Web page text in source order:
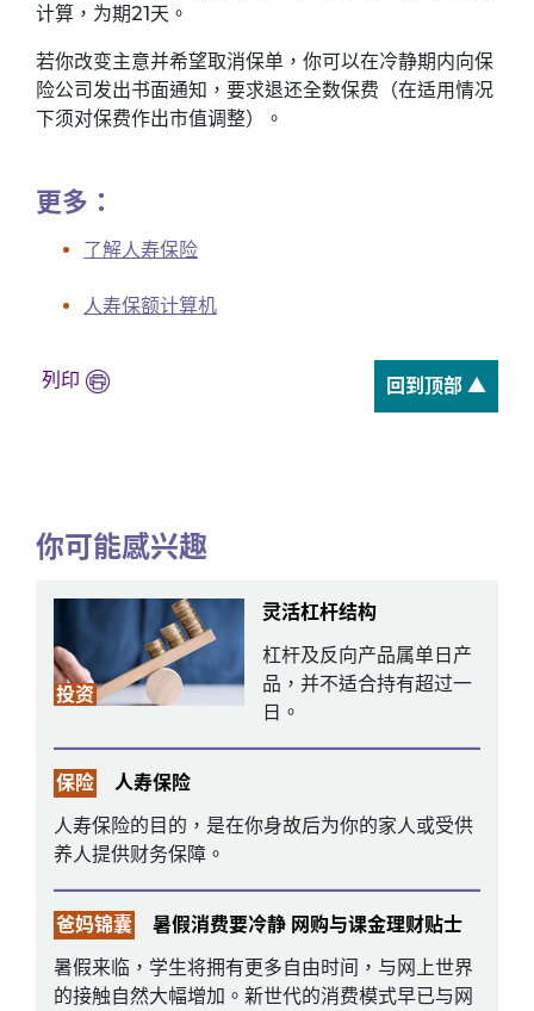
计算，为期21天。
若你改变主意并希望取消保单，你可以在冷静期内向保
险公司发出书面通知，要求退还全数保费（在适用情况
下须对保费作出市值调整）。
更多：
了解人寿保险
人寿保额计算机
列印 回到顶部 ▲
你可能感兴趣
投资
灵活杠杆结构
杠杆及反向产品属单日产
品，并不适合持有超过一
日。
保险
人寿保险
人寿保险的目的，是在你身故后为你的家人或受供
养人提供财务保障。
爸妈锦囊
暑假消费要冷静 网购与课金理财贴士
暑假来临，学生将拥有更多自由时间，与网上世界
的接触自然大幅增加。新世代的消费模式早已与网